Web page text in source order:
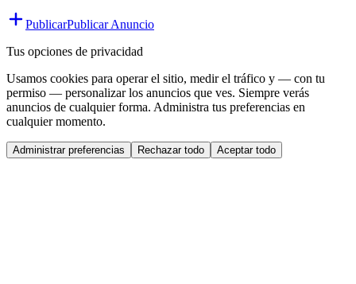
PublicarPublicar Anuncio
Tus opciones de privacidad
Usamos cookies para operar el sitio, medir el tráfico y — con tu
permiso — personalizar los anuncios que ves. Siempre verás
anuncios de cualquier forma. Administra tus preferencias en
cualquier momento.
Administrar preferencias Rechazar todo Aceptar todo